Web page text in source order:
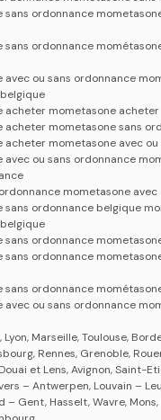
sans ordonnance
sans ordonnance
avec ou sans ordonnance
acheter mometasone acheter
acheter mometasone sans
acheter mometasone avec
avec ou sans ordonnance
mometasone
sans ordonnance belgique
sans ordonnance
sans ordonnance
sans ordonnance
avec ou sans ordonnance
Lyon, Marseille, Toulouse,
Rennes, Grenoble,
et Lens, Avignon, Saint-
– Antwerpen, Louvain –
– Gent, Hasselt, Wavre,